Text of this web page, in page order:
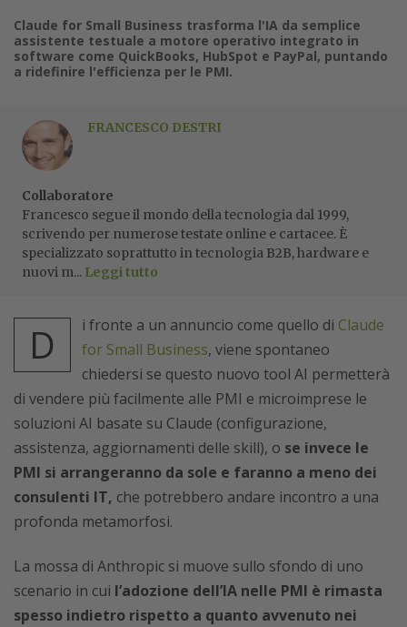
Claude for Small Business trasforma l'IA da semplice
assistente testuale a motore operativo integrato in
software come QuickBooks, HubSpot e PayPal, puntando
a ridefinire l'efficienza per le PMI.
FRANCESCO DESTRI
Collaboratore
Francesco segue il mondo della tecnologia dal 1999,
scrivendo per numerose testate online e cartacee. È
specializzato soprattutto in tecnologia B2B, hardware e
nuovi m... Leggi tutto
D i fronte a un annuncio come quello di Claude
for Small Business, viene spontaneo
chiedersi se questo nuovo tool AI permetterà
di vendere più facilmente alle PMI e microimprese le
soluzioni AI basate su Claude (configurazione,
assistenza, aggiornamenti delle skill), o se invece le
PMI si arrangeranno da sole e faranno a meno dei
consulenti IT, che potrebbero andare incontro a una
profonda metamorfosi.
La mossa di Anthropic si muove sullo sfondo di uno
scenario in cui l’adozione dell’IA nelle PMI è rimasta
spesso indietro rispetto a quanto avvenuto nei